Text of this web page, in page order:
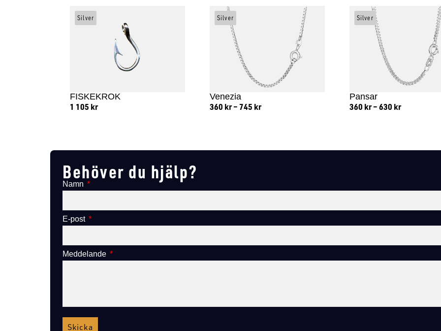
FISKEKROK
1 105 kr
Silver
Venezia
360 kr –745 kr
Silver
Pansar
360 kr –630 kr
Silver
Behöver du hjälp?
Namn
E-post
Meddelande
Skicka